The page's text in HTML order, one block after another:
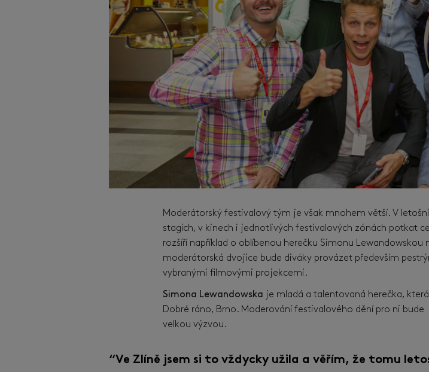
Moderátorský festivalový tým je však mnohem větší. V
stagích, v kinech i jednotlivých festivalových zónách potkat
rozšíří například o oblíbenou herečku Simonu Lewandowskou
moderátorská dvojice bude diváky provázet především
vybranými filmovými projekcemi.
Simona Lewandowska je mladá a talentovaná herečka,
Dobré ráno, Brno. Moderování festivalového dění pro ni bude
velkou výzvou.
“Ve Zlíně jsem si to vždycky užila a věřím, že tomu